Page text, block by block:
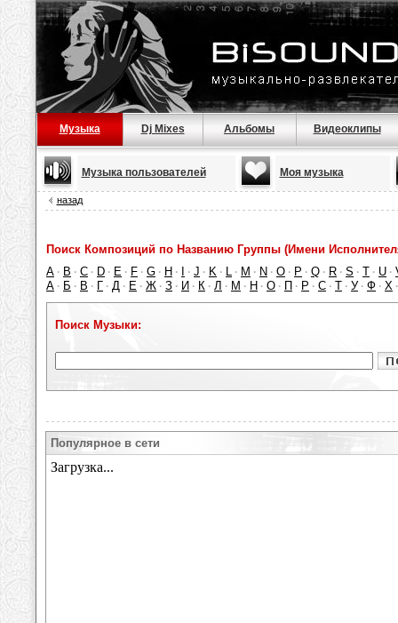
Музыка Dj Mixes Альбомы Видеоклипы
Музыка пользователей Моя музыка
назад
Поиск Композиций по Названию Группы (Имени
A · B · C · D · E · F · G · H · · J · K · L · M · N · O · P · Q · R · S · T · U ·
А · Б · В · Г · Д · Е · Ж · З · И · К · Л · М · Н · О · П · Р · С · Т · У · Ф · Х
Поиск Музыки:
Популярное в сети